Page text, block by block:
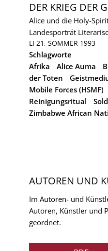
DER KRIEG DER
Alice und die Holy-
Landesporträt
LI 21, SOMMER 1993
Schlagworte
Afrika
Alice Auma
der Toten
Mobile Forces (HSMF)
Reinigungsritual
Zimbabwe African
AUTOREN UND
Im Autoren- und
Autoren, Künstler und
geordnet.